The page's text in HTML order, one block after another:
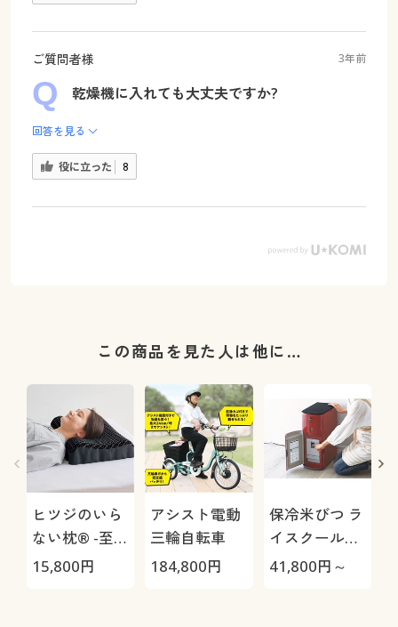
ご質問者様 3年前
乾燥機に入れても大丈夫ですか?
回答を見る
役に立った 8
この商品を見た人は他に…
ヒツジのいら
ない枕® -至
極-
15,800円
アシスト電動
三輪自転車
184,800円
保冷米びつ ラ
イスクール
HRC-
41,800円～